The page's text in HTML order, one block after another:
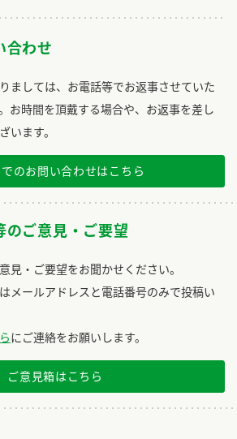
合わせ
ましては、お電話等でお返事させていた
お時間を頂戴する場合や、お返事を差し
います。
のお問い合わせはこちら
のご意見・ご要望
見・ご要望をお聞かせください。
メールアドレスと電話番号のみで投稿い
にご連絡をお願いします。
ご意見箱はこちら